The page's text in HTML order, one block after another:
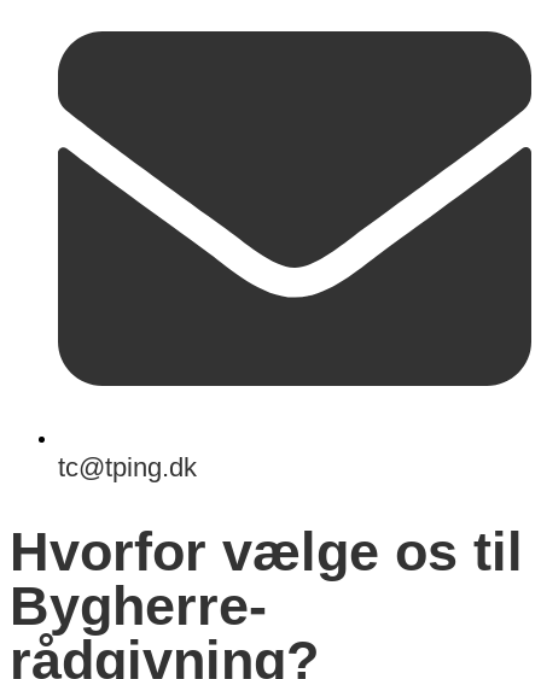
tc@tping.dk
Hvorfor vælge os til
Bygherre-
rådgivning?